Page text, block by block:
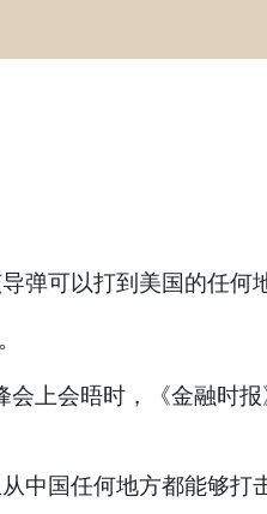
可以打到美国的任何地
会晤时，《金融时
国任何地方都能够打